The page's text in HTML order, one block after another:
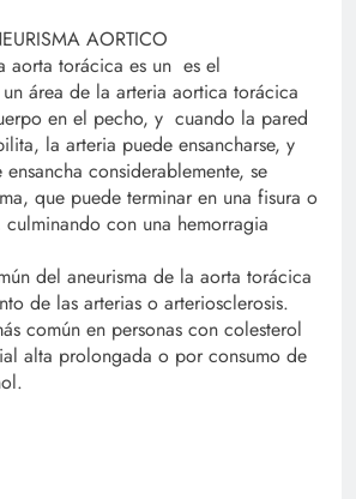
AORTICO
aorta torácica es un es el
área de la arteria aortica torácica
en el pecho, y cuando la pared
la arteria puede ensancharse, y
considerablemente, se
que puede terminar en una fisura o
con una hemorragia
del aneurisma de la aorta torácica
de las arterias o arteriosclerosis.
común en personas con colesterol
alta prolongada o por consumo de